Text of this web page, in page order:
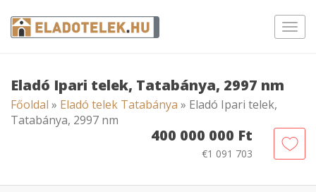
Eladó Ipari telek, Tatabánya, 2997 nm
Főoldal » Eladó telek Tatabánya » Eladó Ipari telek,
Tatabánya, 2997 nm
400 000 000 Ft
€1 091 703